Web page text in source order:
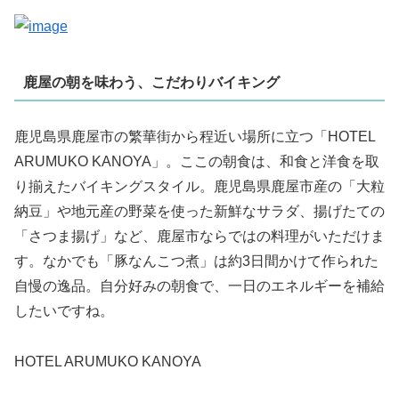
鹿屋の朝を味わう、こだわりバイキング
鹿児島県鹿屋市の繁華街から程近い場所に立つ「HOTEL
ARUMUKO KANOYA」。ここの朝食は、和食と洋食を取
り揃えたバイキングスタイル。鹿児島県鹿屋市産の「大粒
納豆」や地元産の野菜を使った新鮮なサラダ、揚げたての
「さつま揚げ」など、鹿屋市ならではの料理がいただけま
す。なかでも「豚なんこつ煮」は約3日間かけて作られた
自慢の逸品。自分好みの朝食で、一日のエネルギーを補給
したいですね。
HOTEL ARUMUKO KANOYA